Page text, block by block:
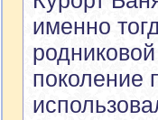
именно
поколение